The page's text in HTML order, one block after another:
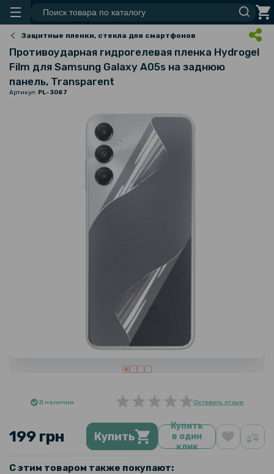
Защитные пленки, стекла для смартфонов
Противоударная гидрогелевая пленка Hydrogel
Film для Samsung Galaxy A05s​ на заднюю
панель, Transparent
Артикул: PL-3087
В наличии Оставить отзыв
199 грн Купить
Купить
в один
клик
С этим товаром также покупают: